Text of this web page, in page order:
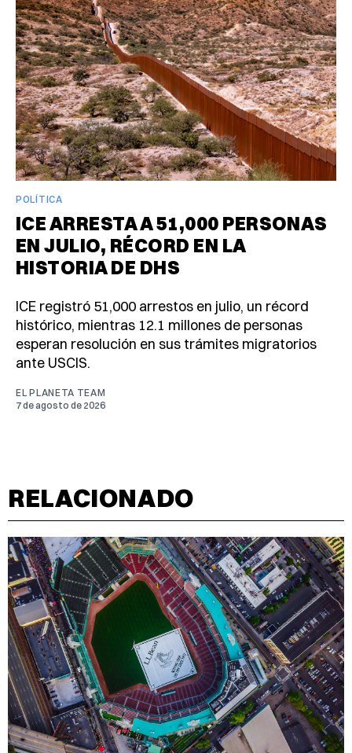
POLÍTICA
ICE ARRESTA A 51,000 PERSONAS
EN JULIO, RÉCORD EN LA
HISTORIA DE DHS
ICE registró 51,000 arrestos en julio, un récord
histórico, mientras 12.1 millones de personas
esperan resolución en sus trámites migratorios
ante USCIS.
EL PLANETA TEAM
7 de agosto de 2026
RELACIONADO